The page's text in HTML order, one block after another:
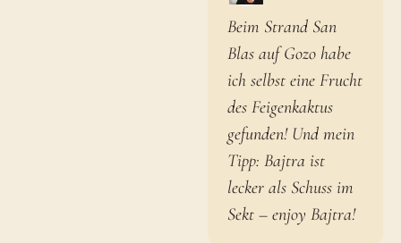
Beim Strand San
Blas auf Gozo habe
ich selbst eine Frucht
des Feigenkaktus
gefunden! Und mein
Tipp: Bajtra ist
lecker als Schuss im
Sekt – enjoy Bajtra!